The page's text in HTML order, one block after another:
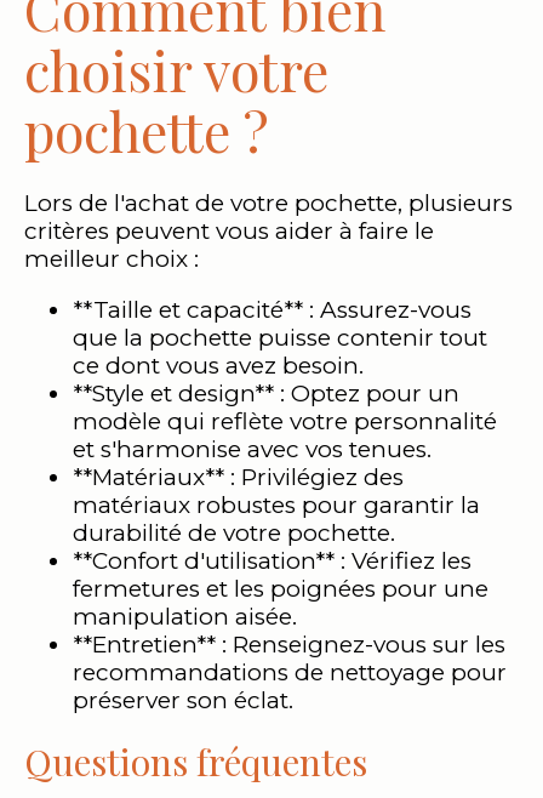
choisir votre
pochette ?
Lors de l'achat de votre pochette, plusieurs
critères peuvent vous aider à faire le
meilleur choix :
**Taille et capacité** : Assurez-vous
que la pochette puisse contenir tout
ce dont vous avez besoin.
**Style et design** : Optez pour un
modèle qui reflète votre personnalité
et s'harmonise avec vos tenues.
**Matériaux** : Privilégiez des
matériaux robustes pour garantir la
durabilité de votre pochette.
**Confort d'utilisation** : Vérifiez les
fermetures et les poignées pour une
manipulation aisée.
**Entretien** : Renseignez-vous sur les
recommandations de nettoyage pour
préserver son éclat.
Questions fréquentes